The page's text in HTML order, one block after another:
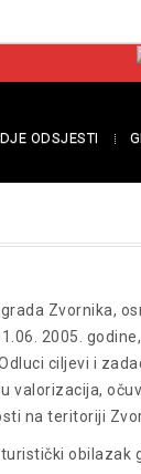
ODSJESTI
Zvornika,
2005.
ciljevi i
valorizacija,
na teritoriji
obilazak